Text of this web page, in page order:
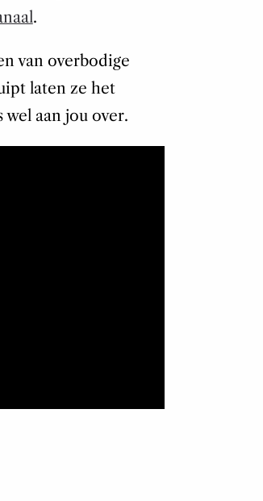
.
van overbodige
laten ze het
aan jou over.